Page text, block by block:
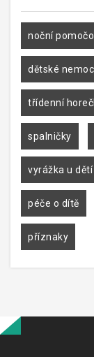
noční
dětské
třídenní
spalničky
vyrážka u dětí
péče o dítě
příznaky